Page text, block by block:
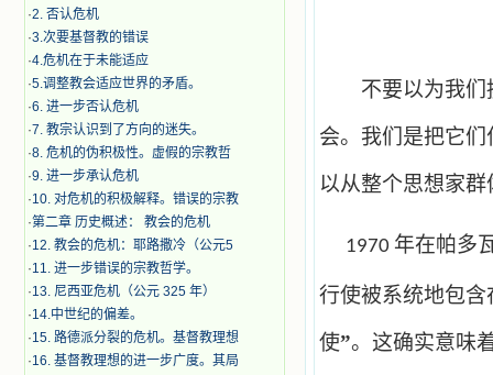
·2. 否认危机
·3.次要基督教的错误
·4.危机在于未能适应
·5.调整教会适应世界的矛盾。
·6. 进一步否认危机
·7. 教宗认识到了方向的迷失。
·8. 危机的伪积极性。虚假的宗教哲
·9. 进一步承认危机
·10. 对危机的积极解释。错误的宗教
·第二章 历史概述： 教会的危机
·12. 教会的危机：耶路撒冷（公元5
·11. 进一步错误的宗教哲学。
·13. 尼西亚危机（公元 325 年）
·14.中世纪的偏差。
·15. 路德派分裂的危机。基督教理想
·16. 基督教理想的进一步广度。其局
不要以为我们
会。我们是把它
以从整个思想家
1970 年在帕多
行使被系统地包
使”。这确实意味